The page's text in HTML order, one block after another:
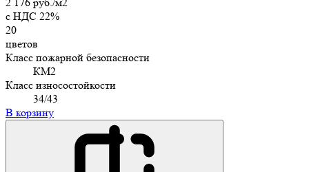
c НДС 22%
20
цветов
Класс пожарной безопасности
КМ2
Класс износостойкости
34/43
В корзину